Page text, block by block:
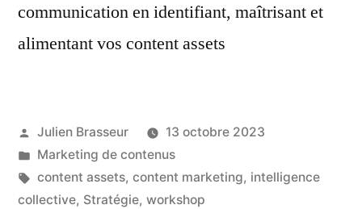
communication en identifiant, maîtrisant et
alimentant vos content assets
Publié
par
Julien Brasseur
13 octobre 2023
Publié
dans
Marketing de contenus
Étiquettes :
content assets, content marketing, intelligence
collective, Stratégie, workshop